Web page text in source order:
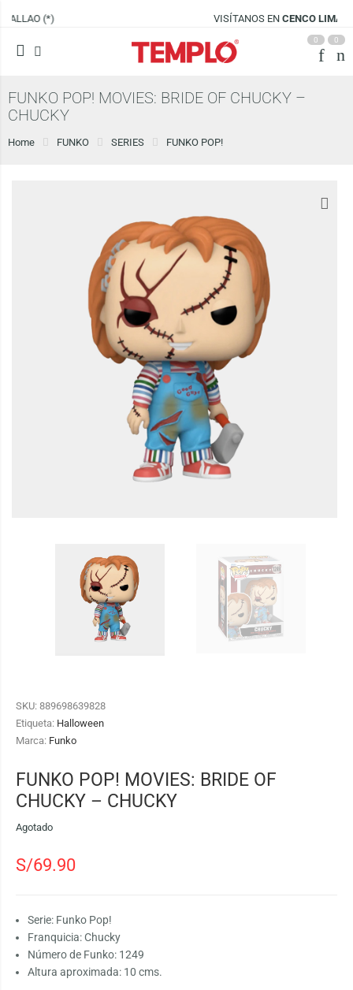
CENCO LIMA SUR
0 0
FUNKO POP! MOVIES: BRIDE OF CHUCKY –
CHUCKY
Home FUNKO SERIES FUNKO POP!
SKU: 889698639828
Etiqueta: Halloween
Marca: Funko
FUNKO POP! MOVIES: BRIDE OF
CHUCKY – CHUCKY
Agotado
S/69.90
Serie: Funko Pop!
Franquicia: Chucky
Número de Funko: 1249
Altura aproximada: 10 cms.